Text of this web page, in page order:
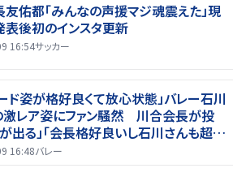
友佑都「みんなの声援マジ魂震えた」現
後初のインスタ更新
16:54サッカー
ド姿が格好良くて放心状態」バレー石川
激レア姿にファン騒然 川合会長が投
出る」「会長格好良いし石川さんも超格
16:48バレー